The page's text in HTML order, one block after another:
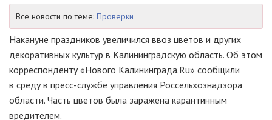
Все новости по теме: Проверки
Накануне праздников увеличился ввоз цветов и других
декоративных культур в Калининградскую область. Об этом
корреспонденту «Нового Калининграда.Ru» сообщили
в среду в пресс-службе управления Россельхознадзора
области. Часть цветов была заражена карантинным
вредителем.